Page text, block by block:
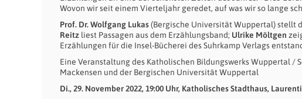
Wovon wir seit einem Vierteljahr geredet, auf was wir so lange
Prof. Dr. Wolfgang Lukas(Bergische Universität Wuppertal) stellt
Reitz liest Passagen aus dem Erzählungsband; Ulrike Möltgen
Erzählungen für die Insel-Bücherei des Suhrkamp Verlags
Eine Veranstaltung des Katholischen Bildungswerks Wuppertal /
Mackensen und der Bergischen Universität Wuppertal
Di., 29. November 2022, 19:00 Uhr, Katholisches Stadthaus,